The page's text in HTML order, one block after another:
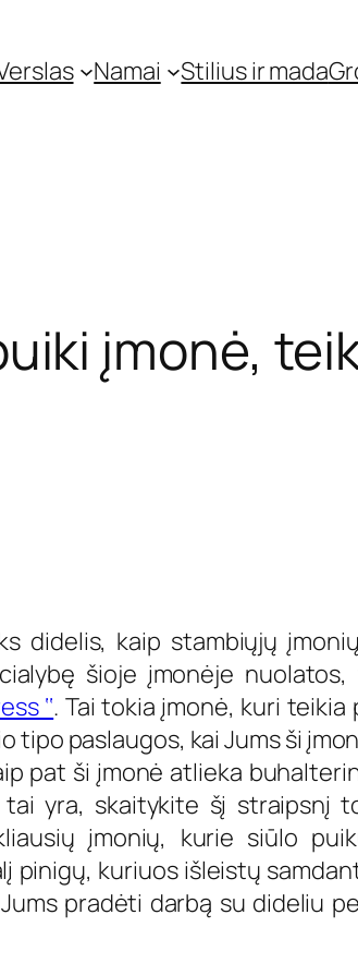
Namai Stilius ir mada
įmonė,
didelis, kaip stambiųjų
šioje įmonėje
‘‘. Tai tokia įmonė, kuri
tipo paslaugos, kai Jums ši
pat ši įmonė atlieka
yra, skaitykite šį straipsnį
įmonių, kurie siūlo
pinigų, kuriuos išleistų
pradėti darbą su dideliu